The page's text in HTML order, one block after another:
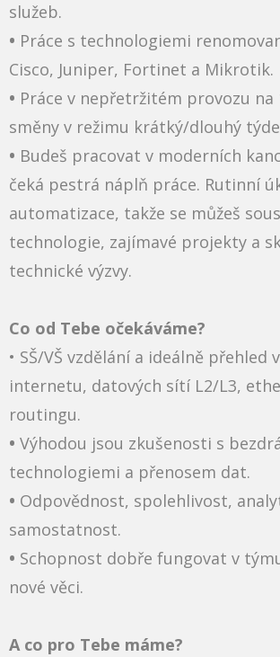
služeb.
• Práce s technologiemi
Cisco, Juniper, Fortinet a Mikrotik.
• Práce v nepřetržitém provozu na
směny v režimu krátký/dlouhý
• Budeš pracovat v moderních
čeká pestrá náplň práce. Rutinní
automatizace, takže se můžeš
technologie, zajímavé projekty a
technické výzvy.
C​o od Tebe očekáváme?
• SŠ/VŠ vzdělání a ideálně přehled
internetu, datových sítí L2/L3,
routingu.
• Výhodou jsou zkušenosti s
technologiemi a přenosem dat.
• Odpovědnost, spolehlivost,
samostatnost.
• Schopnost dobře fungovat v
nové věci.
A co pro Tebe máme?